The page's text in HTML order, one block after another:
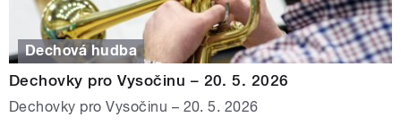
Dechová hudba
Dechovky pro Vysočinu – 20. 5. 2026
Dechovky pro Vysočinu – 20. 5. 2026